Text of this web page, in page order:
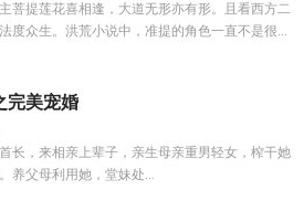
菩提莲花喜相逢，大道无形亦有形。且看西方二
度众生。洪荒小说中，准提的角色一直不是很...
完美宠婚
长，来相亲上辈子，亲生母亲重男轻女，榨干她
养父母利用她，堂妹处...